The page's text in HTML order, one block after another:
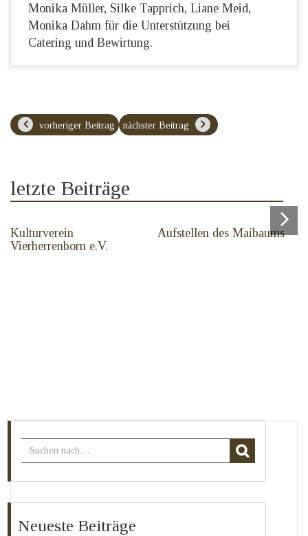
Monika Müller, Silke Tapprich, Liane Meid,
Monika Dahm für die Unterstützung bei
Catering und Bewirtung.
vorheriger Beitrag nächster Beitrag
letzte Beiträge
Kulturverein
Vierherrenborn e.V.
Aufstellen des Maibaums
Neueste Beiträge